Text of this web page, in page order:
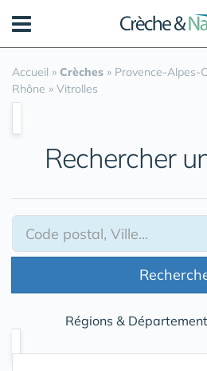
Accueil » Crèches » Provence-Alpes-
Rhône » Vitrolles
Rechercher
Régions &